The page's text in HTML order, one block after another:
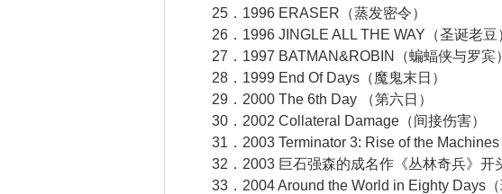
25．1996 ERASER（蒸发密令）
26．1996 JINGLE ALL THE WAY（圣诞老豆
27．1997 BATMAN&ROBIN（蝙蝠侠与罗宾）
28．1999 End Of Days（魔鬼末日）
29．2000 The 6th Day （第六日）
30．2002 Collateral Damage（间接伤害）
31．2003 Terminator 3: Rise of the Machines
32．2003 巨石强森的成名作《丛林奇兵》开
33．2004 Around the World in Eighty Days（